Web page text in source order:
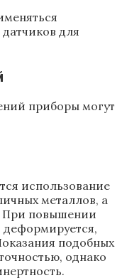
для
приборы могут
использование
металлов, а
При повышении
деформируется,
подобных
однако